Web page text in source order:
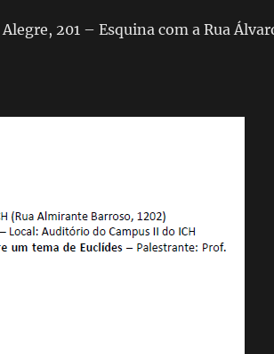
201 – Esquina com a Rua